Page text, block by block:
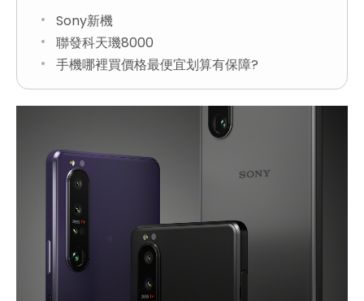
Sony新機
聯發科天璣8000
手機哪裡買價格最便宜划算有保障?